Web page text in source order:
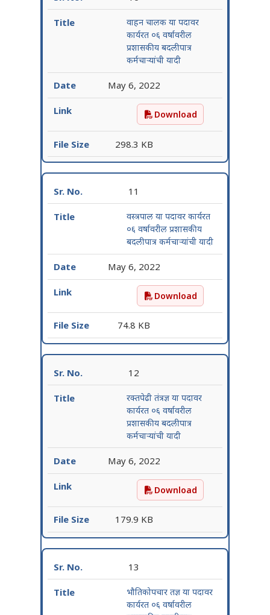
वाहन चालक या पदावर
कार्यरत ०६ वर्षावरील
प्रशासकीय बदलीपात्र
कर्मचाऱ्यांची यादी
May 6, 2022
वाहन चालक या पदावर
Download
298.3 KB
11
वस्त्रपाल या पदावर कार्यरत
०६ वर्षावरील प्रशासकीय
बदलीपात्र कर्मचाऱ्यांची यादी
May 6, 2022
वस्त्रपाल या पदावर कार्यरत
Download
74.8 KB
12
रक्तपेढी तंत्रज्ञ या पदावर
कार्यरत ०६ वर्षावरील
प्रशासकीय बदलीपात्र
कर्मचाऱ्यांची यादी
May 6, 2022
रक्तपेढी तंत्रज्ञ या पदावर
Download
179.9 KB
13
भौतिकोपचार तज्ञ या पदावर
कार्यरत ०६ वर्षावरील